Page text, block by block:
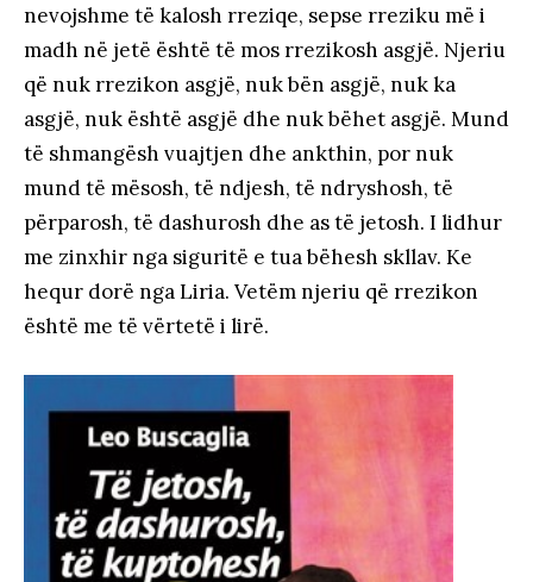
nevojshme të kalosh rreziqe, sepse rreziku më i
madh në jetë është të mos rrezikosh asgjë. Njeriu
që nuk rrezikon asgjë, nuk bën asgjë, nuk ka
asgjë, nuk është asgjë dhe nuk bëhet asgjë. Mund
të shmangësh vuajtjen dhe ankthin, por nuk
mund të mësosh, të ndjesh, të ndryshosh, të
përparosh, të dashurosh dhe as të jetosh. I lidhur
me zinxhir nga siguritë e tua bëhesh skllav. Ke
hequr dorë nga Liria. Vetëm njeriu që rrezikon
është me të vërtetë i lirë.